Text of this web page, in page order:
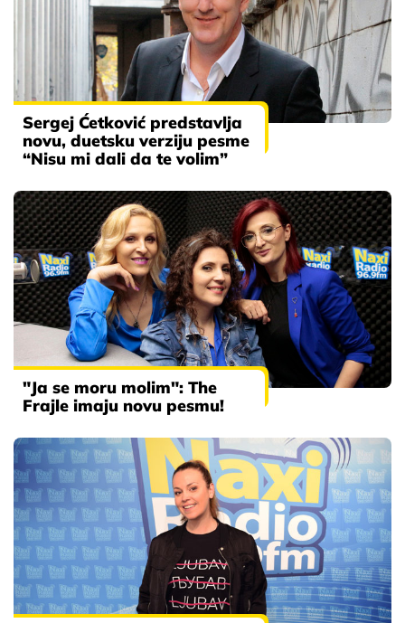
Sergej Ćetković predstavlja
novu, duetsku verziju pesme
“Nisu mi dali da te volim”
"Ja se moru molim": The
Frajle imaju novu pesmu!